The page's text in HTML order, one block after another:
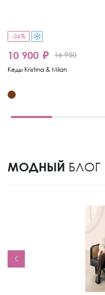
-36%
10 900 ₽ 16 950
Кеды Kristina & Milan
МОДНЫЙ БЛОГ